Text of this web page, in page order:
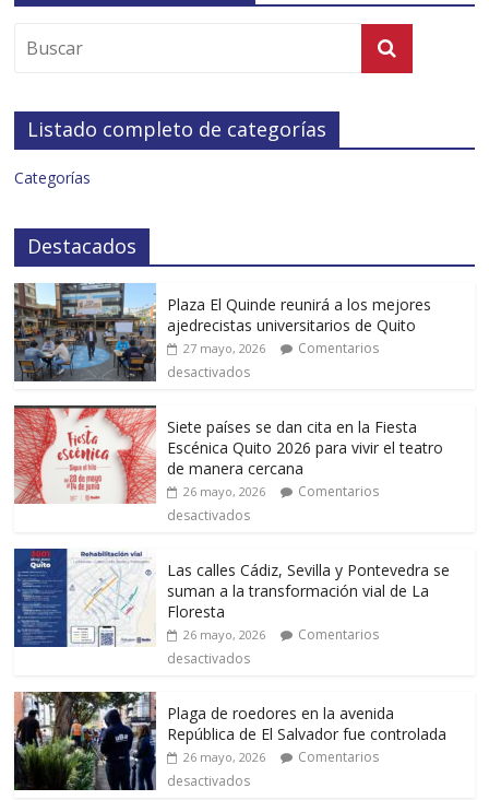
Listado completo de categorías
Categorías
Destacados
Plaza El Quinde reunirá a los mejores
ajedrecistas universitarios de Quito
27 mayo, 2026
Comentarios
desactivados
Siete países se dan cita en la Fiesta
Escénica Quito 2026 para vivir el teatro
de manera cercana
26 mayo, 2026
Comentarios
desactivados
Las calles Cádiz, Sevilla y Pontevedra se
suman a la transformación vial de La
Floresta
26 mayo, 2026
Comentarios
desactivados
Plaga de roedores en la avenida
República de El Salvador fue controlada
26 mayo, 2026
Comentarios
desactivados